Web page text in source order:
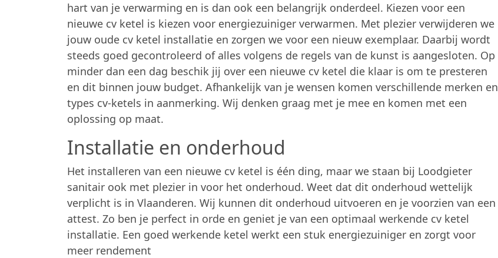
hart van je verwarming en is dan ook een belangrijk onderdeel. Kiezen voor een
nieuwe cv ketel is kiezen voor energiezuiniger verwarmen. Met plezier verwijderen we
jouw oude cv ketel installatie en zorgen we voor een nieuw exemplaar. Daarbij wordt
steeds goed gecontroleerd of alles volgens de regels van de kunst is aangesloten. Op
minder dan een dag beschik jij over een nieuwe cv ketel die klaar is om te presteren
en dit binnen jouw budget. Afhankelijk van je wensen komen verschillende merken en
types cv-ketels in aanmerking. Wij denken graag met je mee en komen met een
oplossing op maat.
Installatie en onderhoud
Het installeren van een nieuwe cv ketel is één ding, maar we staan bij Loodgieter
sanitair ook met plezier in voor het onderhoud. Weet dat dit onderhoud wettelijk
verplicht is in Vlaanderen. Wij kunnen dit onderhoud uitvoeren en je voorzien van een
attest. Zo ben je perfect in orde en geniet je van een optimaal werkende cv ketel
installatie. Een goed werkende ketel werkt een stuk energiezuiniger en zorgt voor
meer rendement